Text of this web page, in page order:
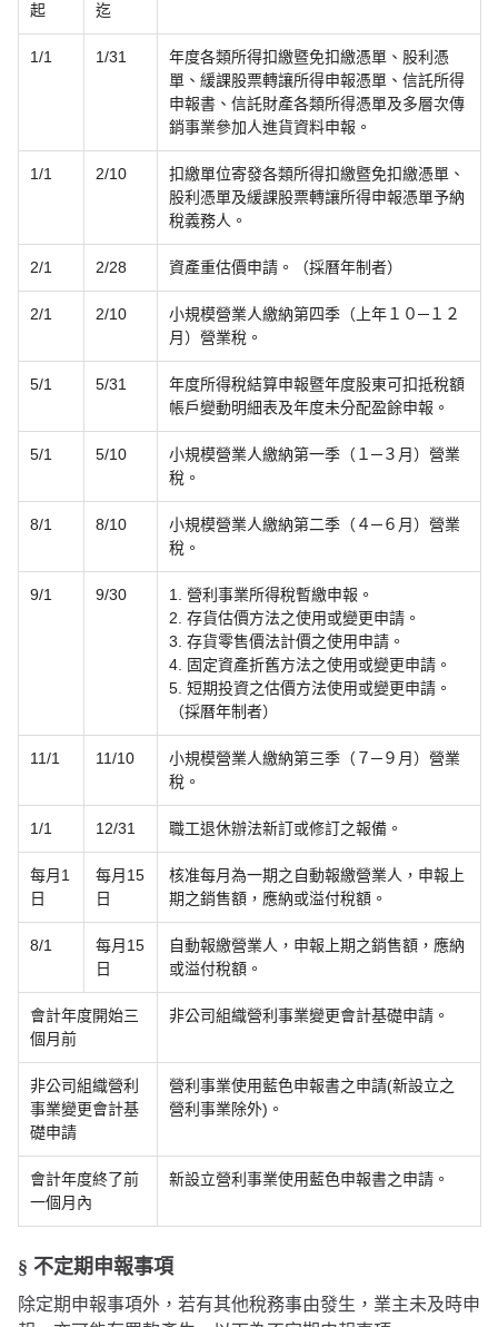
起 迄
1/1 1/31
年度各類所得扣繳暨免扣繳憑單、股利憑
單、緩課股票轉讓所得申報憑單、信託所得
申報書、信託財產各類所得憑單及多層次傳
銷事業參加人進貨資料申報。
1/1 2/10
扣繳單位寄發各類所得扣繳暨免扣繳憑單、
股利憑單及緩課股票轉讓所得申報憑單予納
稅義務人。
2/1 2/28 資產重估價申請。（採曆年制者）
2/1 2/10
小規模營業人繳納第四季（上年１０─１２
月）營業稅。
5/1 5/31
年度所得稅結算申報暨年度股東可扣抵稅額
帳戶變動明細表及年度未分配盈餘申報。
5/1 5/10
小規模營業人繳納第一季（１─３月）營業
稅。
8/1 8/10
小規模營業人繳納第二季（４─６月）營業
稅。
9/1 9/30
1. 營利事業所得稅暫繳申報。
2. 存貨估價方法之使用或變更申請。
3. 存貨零售價法計價之使用申請。
4. 固定資產折舊方法之使用或變更申請。
5. 短期投資之估價方法使用或變更申請。
（採曆年制者）
11/1 11/10
小規模營業人繳納第三季（７─９月）營業
稅。
1/1 12/31 職工退休辦法新訂或修訂之報備。
每月1
日
每月15
日
核准每月為一期之自動報繳營業人，申報上
期之銷售額，應納或溢付稅額。
8/1
每月15
日
自動報繳營業人，申報上期之銷售額，應納
或溢付稅額。
會計年度開始三
個月前
非公司組織營利事業變更會計基礎申請。
非公司組織營利
事業變更會計基
礎申請
營利事業使用藍色申報書之申請(新設立之
營利事業除外)。
會計年度終了前
一個月內
新設立營利事業使用藍色申報書之申請。
§ 不定期申報事項
除定期申報事項外，若有其他稅務事由發生，業主未及時申